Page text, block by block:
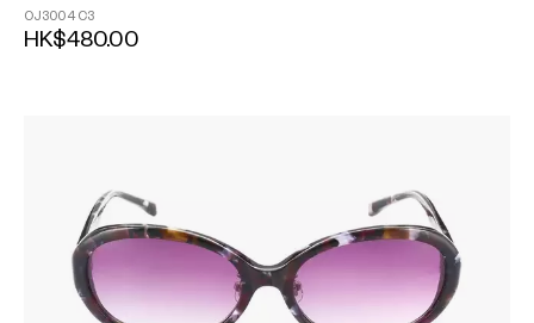
OJ3004C3
HK$480.00